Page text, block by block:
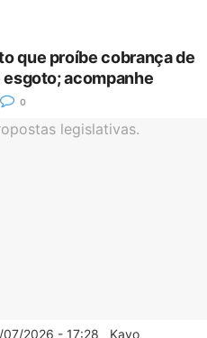
que proíbe cobrança de
acompanhe
0
07/2026 - 17:28 Kayo